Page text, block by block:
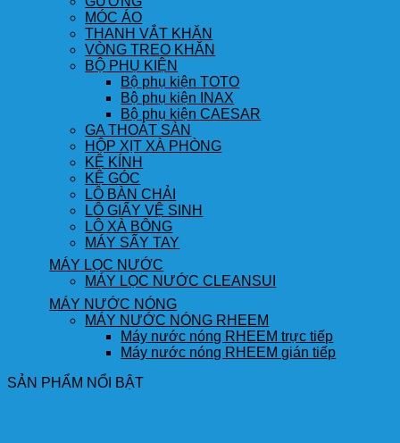
MÓC ÁO
THANH VẮT KHĂN
VÒNG TREO KHĂN
BỘ PHỤ KIỆN
Bộ phụ kiện TOTO
Bộ phụ kiện INAX
Bộ phụ kiện CAESAR
GA THOÁT SÀN
HỘP XỊT XÀ PHÒNG
KỆ KÍNH
KỆ GÓC
LÔ BÀN CHẢI
LÔ GIẤY VỆ SINH
LÔ XÀ BÔNG
MÁY SẤY TAY
MÁY LỌC NƯỚC
MÁY LỌC NƯỚC CLEANSUI
MÁY NƯỚC NÓNG
MÁY NƯỚC NÓNG RHEEM
Máy nước nóng RHEEM trực tiếp
Máy nước nóng RHEEM gián tiếp
SẢN PHẨM NỔI BẬT